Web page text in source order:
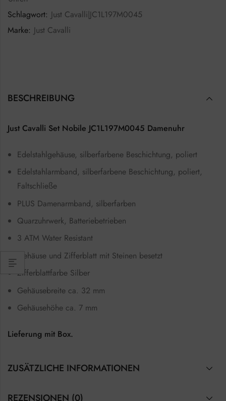
Schlagwort: Just Cavalli|JC1L197M0045
Marke: Just Cavalli
BESCHREIBUNG
Just Cavalli Set Nobile JC1L197M0045 Damenuhr
Edelstahlgehäuse, silberfarbene Beschichtung, poliert
Edelstahlarmband, silberfarbene Beschichtung, poliert,
Faltschließe
PLUS Damenarmband, silberfarben
Quarzuhrwerk, Batteriebetrieben
3 ATM Water Resistant
Gehäuse und Zifferblatt mit Steinen besetzt
Zifferblattfarbe Silber
Gehäusebreite ca. 32 mm
Gehäusehöhe ca. 7 mm
Lieferung mit Box.
ZUSÄTZLICHE INFORMATIONEN
REZENSIONEN (0)